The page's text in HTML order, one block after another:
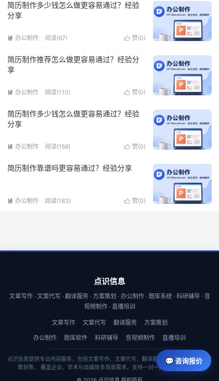
简历制作多少钱怎么做更容易通过？经验
分享
 赞(0)
 办公制作 阅读(67)
简历制作推荐怎么做更容易通过？经验分
享
 赞(0)
 办公制作 阅读(110)
简历制作多少钱怎么做更容易通过？经验
分享
 赞(0)
 办公制作 阅读(168)
简历制作靠谱吗更容易通过？经验分享
 赞(0)
 办公制作 阅读(183)
点识信息
文章写作 · 文案代写 · 翻译服务 · 方案策划 · 办公制作 · 题库系统 · 科研辅导 · 音
视频制作 · 直播培训
文章写作 文案代写 翻译服务 方案策划
办公制作 题库软件 科研辅导 音视频制作 直播培训
点识信息提供专业内容服务，包括文章写作、文案代写、翻译服务、商业计划书与方案
策划等， 覆盖企业、学术与自媒体多场景需求，支持一对一定制与快速交付。
💬 咨询报价